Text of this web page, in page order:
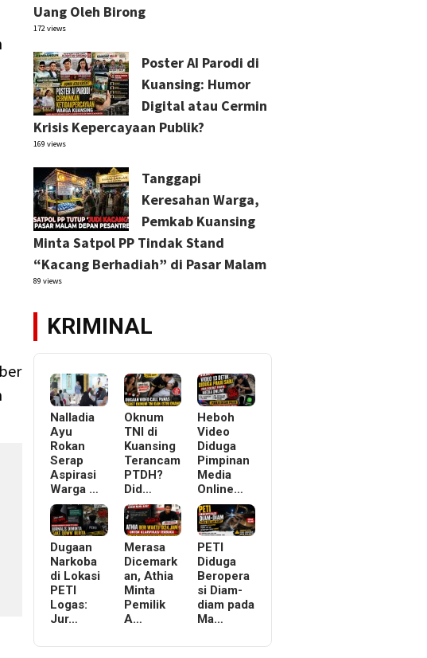
Uang Oleh Birong
172 views
Poster AI Parodi di
Kuansing: Humor
Digital atau Cermin
Krisis Kepercayaan Publik?
169 views
Tanggapi
Keresahan Warga,
Pemkab Kuansing
Minta Satpol PP Tindak Stand
“Kacang Berhadiah” di Pasar Malam
89 views
KRIMINAL
Nalladia
Ayu
Rokan
Serap
Aspirasi
Warga …
Oknum
TNI di
Kuansing
Terancam
PTDH?
Did…
Heboh
Video
Diduga
Pimpinan
Media
Online…
Dugaan
Narkoba
di Lokasi
PETI
Logas:
Jur…
Merasa
Dicemark
an, Athia
Minta
Pemilik
A…
PETI
Diduga
Beropera
si Diam-
diam pada
Ma…